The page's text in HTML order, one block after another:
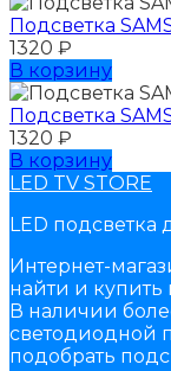
Подсветка
1320 ₽
В корзину
Подсветка
1320 ₽
В корзину
LED TV STORE
LED подсветка
Интернет-
найти и купить
В наличии
светодиодной
подобрать